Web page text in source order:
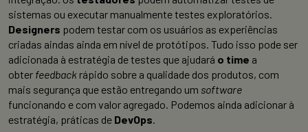
sistemas ou executar manualmente testes exploratórios.
Designers podem testar com os usuários as experiências
criadas aindas ainda em nível de protótipos. Tudo isso pode ser
adicionada à estratégia de testes que ajudará o time a
obter feedback rápido sobre a qualidade dos produtos, com
mais segurança que estão entregando um software
funcionando e com valor agregado. Podemos ainda adicionar à
estratégia, práticas de DevOps.